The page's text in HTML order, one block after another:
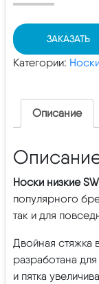
ЗАКАЗАТЬ
Категории:
Описание
Носки низкие
популярного
так и для
Двойная стяжка
разработана
и пятка